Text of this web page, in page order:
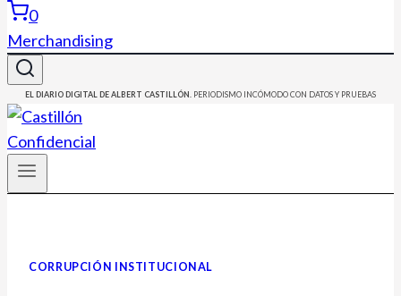
0
Merchandising
EL DIARIO DIGITAL DE ALBERT CASTILLÓN. PERIODISMO INCÓMODO CON DATOS Y PRUEBAS
CORRUPCIÓN INSTITUCIONAL